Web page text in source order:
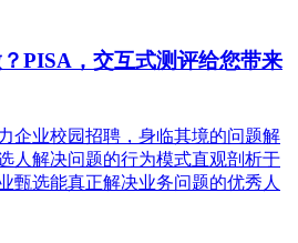
PISA，交互式测评给您带来
企业校园招聘，身临其境的问题解
人解决问题的行为模式直观剖析于
甄选能真正解决业务问题的优秀人